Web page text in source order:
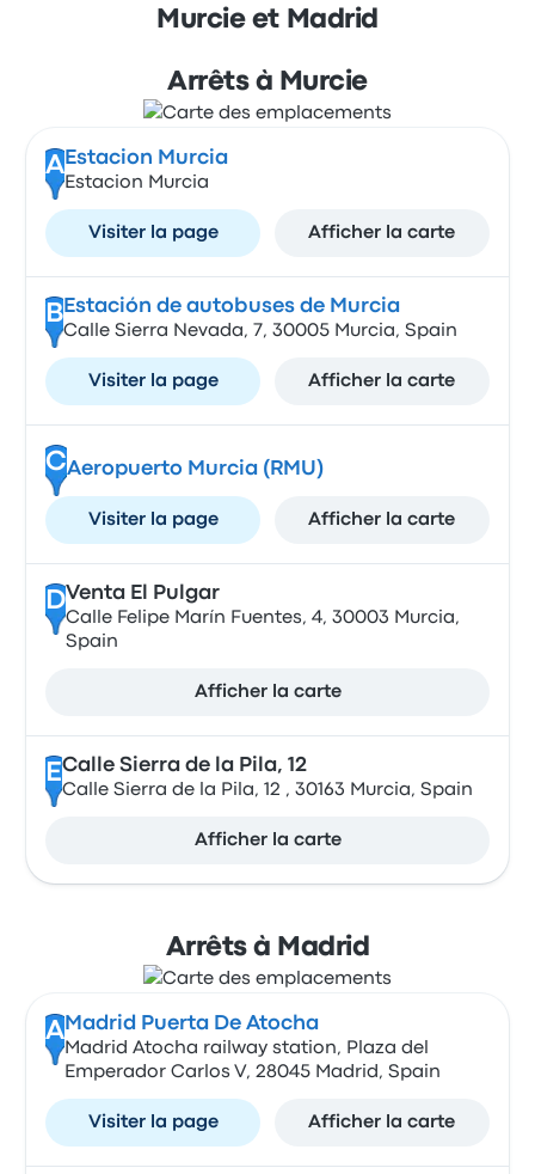
Murcie et Madrid
Arrêts à Murcie
A Estacion Murcia
Estacion Murcia
Visiter la page Afficher la carte
B Estación de autobuses de Murcia
Calle Sierra Nevada, 7, 30005 Murcia, Spain
Visiter la page Afficher la carte
CAeropuerto Murcia (RMU)
Visiter la page Afficher la carte
DVenta El Pulgar
Calle Felipe Marín Fuentes, 4, 30003 Murcia,
Spain
Afficher la carte
ECalle Sierra de la Pila, 12
Calle Sierra de la Pila, 12 , 30163 Murcia, Spain
Afficher la carte
Arrêts à Madrid
A Madrid Puerta De Atocha
Madrid Atocha railway station, Plaza del
Emperador Carlos V, 28045 Madrid, Spain
Visiter la page Afficher la carte